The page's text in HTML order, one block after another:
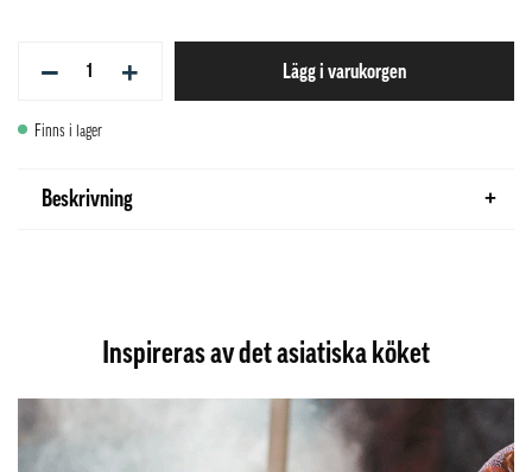
− + Lägg i varukorgen
Finns i lager
Beskrivning
Inspireras av det asiatiska köket